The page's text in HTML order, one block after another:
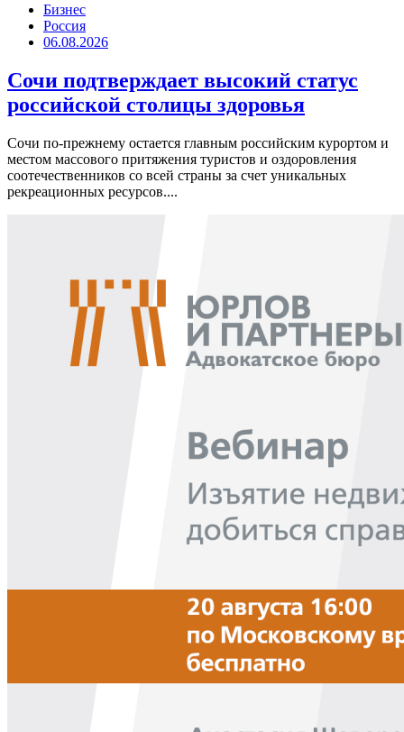
Бизнес
Россия
06.08.2026
Сочи подтверждает высокий статус
российской столицы здоровья
Сочи по-прежнему остается главным российским курортом и
местом массового притяжения туристов и оздоровления
соотечественников со всей страны за счет уникальных
рекреационных ресурсов....